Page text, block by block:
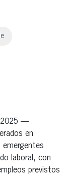
2025 —
en
laboral, con
previstos